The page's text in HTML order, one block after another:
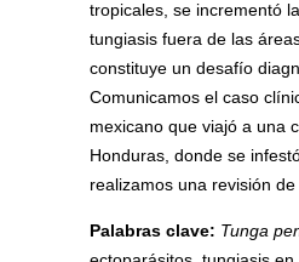
tropicales, se incrementó
tungiasis fuera de las
constituye un desafío
Comunicamos el caso
mexicano que viajó a una
Honduras, donde se
realizamos una revisión
Palabras clave: Tunga